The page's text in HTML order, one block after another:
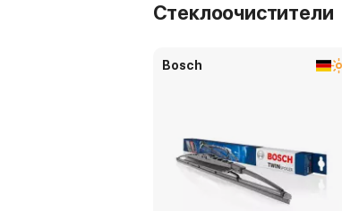
Стеклоочистители
Bosch